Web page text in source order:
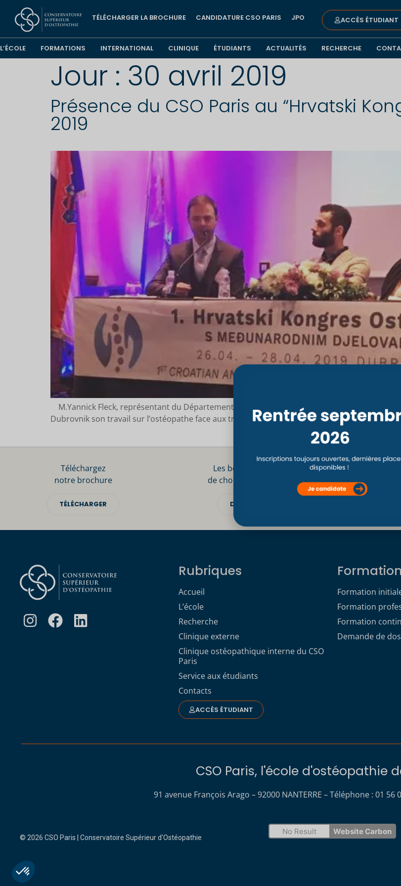
Notre plateforme vous permet d'adapter et de gérer vos paramètres de confidentialité, en garantissant la
TÉLÉCHARGER LA BROCHURE CANDIDATURE CSO PARIS JPO ACCÈS ÉTUDIANT
L’ÉCOLE FORMATIONS INTERNATIONAL CLINIQUE ÉTUDIANTS ACTUALITÉS RECHERCHE
Jour : 30 avril 2019
Présence du CSO Paris au “Hrvatski
2019
M.Yannick Fleck, représentant du Département Recherche du Conservatoire Supérieur
Dubrovnik son travail sur l’ostéopathe face aux troubles digestifs de l’enfant autiste.
Téléchargez
notre brochure
TÉLÉCHARGER
Les bonnes raisons
de choisir le CSO Paris
DÉCOUVRIR
Rubriques
Accueil
L’école
Recherche
Clinique externe
Clinique ostéopathique interne du CSO
Paris
Service aux étudiants
Contacts
ACCÈS ÉTUDIANT
Formation
Formation
Formation
Demande de
CSO Paris, l'école d'ostéopathie
91 avenue François Arago – 92000 NANTERRE – Téléphone : 01 56
© 2026 CSO Paris | Conservatoire Supérieur d'Ostéopathie
No Result Website Carbon